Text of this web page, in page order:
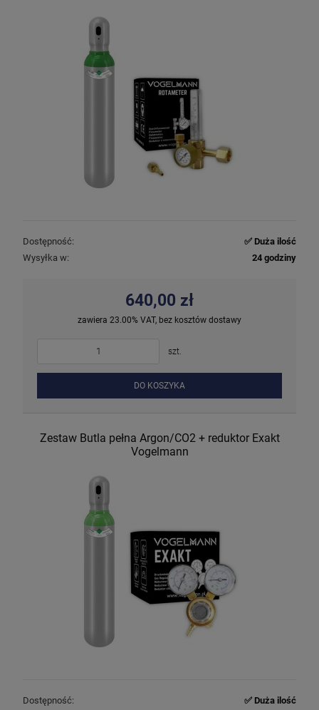
Dostępność:
✅ Duża ilość
Wysyłka w:
24 godziny
640,00 zł
zawiera 23.00% VAT, bez kosztów dostawy
szt.
DO KOSZYKA
Zestaw Butla pełna Argon/CO2 + reduktor Exakt
Vogelmann
Dostępność:
✅ Duża ilość